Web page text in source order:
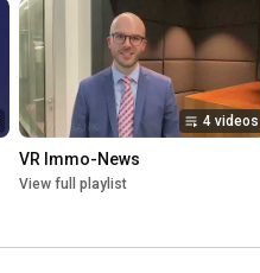
4 videos
VR Immo-News
View full playlist